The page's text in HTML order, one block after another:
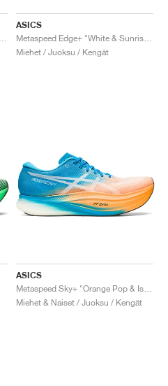
ASICS
Miehet / Juoksu / Kengät
ASICS
Miehet & Naiset / Juoksu / Kengät